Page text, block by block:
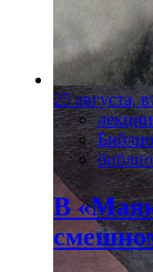
25 августа,
лекции
В